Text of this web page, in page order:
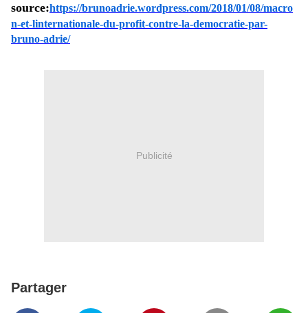
source:https://brunoadrie.wordpress.com/2018/01/08/macro
n-et-linternationale-du-profit-contre-la-democratie-par-
bruno-adrie/
Publicité
Partager